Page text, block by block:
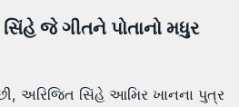
સિંહે જે ગીતને પોતાનો મધુર
અરિજિત સિંહે આમિર ખાનના પુત્ર